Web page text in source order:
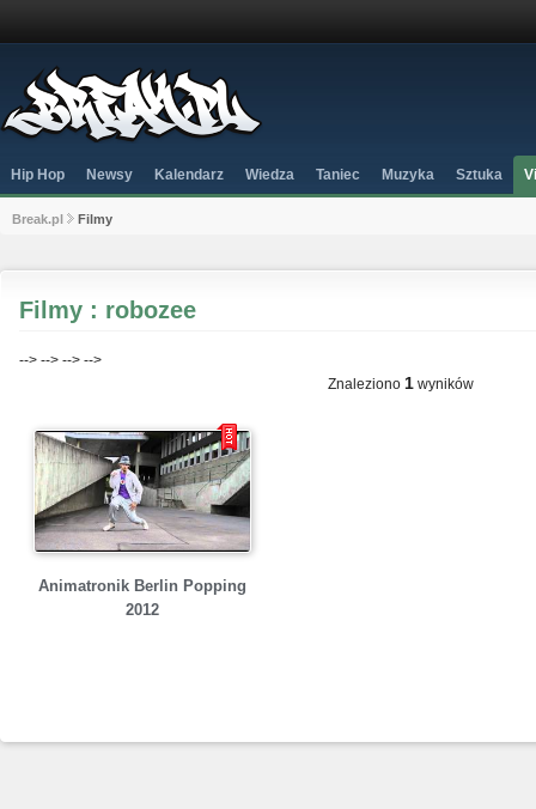
Hip Hop Newsy Kalendarz Wiedza Taniec Muzyka Sztuka
Break.pl Filmy
Filmy : robozee
--> --> --> -->
Znaleziono 1 wyników
Animatronik Berlin Popping
2012